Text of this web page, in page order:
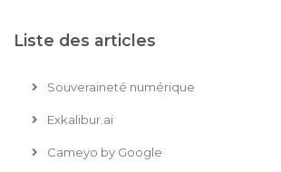
Liste des articles
Souveraineté numérique
Exkalibur.ai
Cameyo by Google